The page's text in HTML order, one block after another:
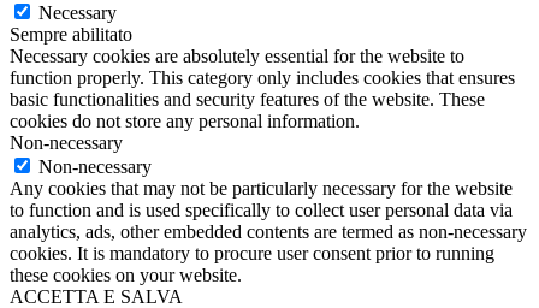
Necessary
Sempre abilitato
Necessary cookies are absolutely essential for the website to
function properly. This category only includes cookies that ensures
basic functionalities and security features of the website. These
cookies do not store any personal information.
Non-necessary
Non-necessary
Any cookies that may not be particularly necessary for the website
to function and is used specifically to collect user personal data via
analytics, ads, other embedded contents are termed as non-necessary
cookies. It is mandatory to procure user consent prior to running
these cookies on your website.
ACCETTA E SALVA